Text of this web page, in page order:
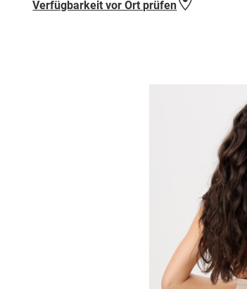
Verfügbarkeit vor Ort prüfen